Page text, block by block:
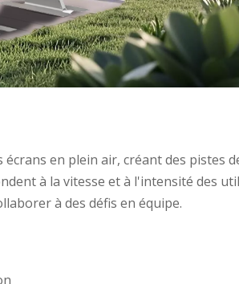
en plein air, créant des pistes
à la vitesse et à l'intensité des
à des défis en équipe.